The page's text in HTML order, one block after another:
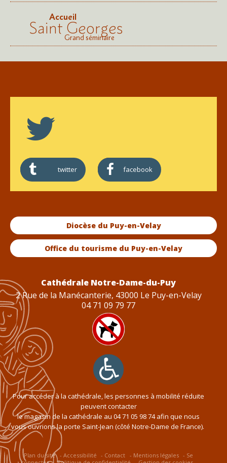
Accueil
Saint Georges
Grand séminaire
twitter facebook
Diocèse du Puy-en-Velay
Office du tourisme du Puy-en-Velay
Cathédrale Notre-Dame-du-Puy
2 Rue de la Manécanterie, 43000 Le Puy-en-Velay
04 71 09 79 77
Pour accéder à la cathédrale, les personnes à mobilité réduite
peuvent contacter
le magasin de la cathédrale au 04 71 05 98 74afin que nous
vous ouvrions la porte Saint-Jean (côté Notre-Dame de France).
Plan du site Accessibilité Contact Mentions légales
Se